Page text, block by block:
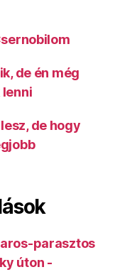
de én még
de hogy
parasztos
úton -